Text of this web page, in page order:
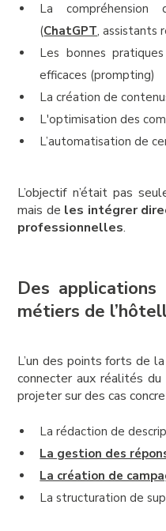
La compréhension
(ChatGPT, assistants
Les bonnes
efficaces (prompting)
La création de
L'optimisation des
L’automatisation de
L’objectif n’était pas
mais de les intégrer
professionnelles.
Des
métiers de
L’un des points forts de
connecter aux réalités
projeter sur des cas
La rédaction de
La gestion des
La création de
La structuration de